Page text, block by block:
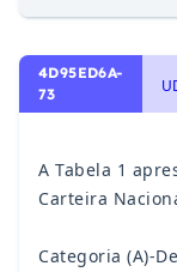
4D95ED6A-
73
A Tabela 1
Carteira
Categoria (A)-